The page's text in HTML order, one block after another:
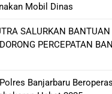
Mobil Dinas
SALURKAN BANTUAN
PERCEPATAN
Banjarbaru